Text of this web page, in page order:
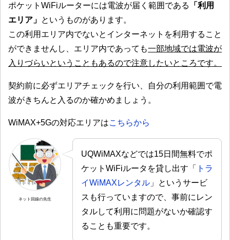
ポケットWiFiルーターには電波が届く範囲である
「利用
エリア」 というものがあります。
この利用エリア内でないとインターネットを利用すること
ができませんし、エリア内であっても一部地域では電波が
入りづらいということもあるので注意したいところです。
契約前に必ずエリアチェックを行い、自分の利用範囲で電
波がきちんと入るのか確かめましょう。
WiMAX+5Gの対応エリアはこちらから
ネット回線の先生
UQWiMAXなどでは15日間無料でポ
ケットWiFiルータを貸し出す「
トラ
イWiMAXレンタル」というサービ
スも行っていますので、事前にレン
タルして利用に問題がないか確認す
ることも重要です。